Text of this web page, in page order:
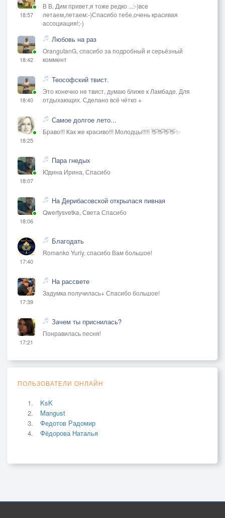
18:57
В В, Дим привет,я тоже редко ...:-)все
летаем,летаем:-)Спасибо тебе,очень красивая
ассоциация!;-)
18:42
Любовь на раз
OrangutanG, спасибо за подробный и серьёзный
коммент
18:40
Теософский твист.
Это конечно не твист, думаю ближе к Ламбаде. Для
отдыхающих. Сделано всё чётко +
18:25
Самое долгое лето...
Браво!!! Как же красиво!!! Молодцы!!!!! 👋👋👋👋✨
18:07
Пара гнедых
Юдина Ирина, Спасибо
18:06
На Дерибасовской открылася пивная
Qwertysvetka, Света Спасибо
17:40
Благодать
Romanko Yuriy, спасибо Вам большое!
17:39
На рассвете
Задумка получилась+ Спасибо большое!
17:21
Зачем ты приснилась?
Понравилась песня!
ПОЛЬЗОВАТЕЛИ ОНЛАЙН
KsK
Mangust
Федотов Радомир
Фёдорова Наталья